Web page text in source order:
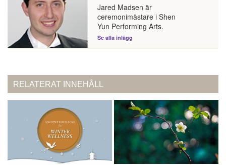
Jared Madsen är
ceremonimästare i Shen
Yun Performing Arts.
Se alla inlägg
RELATERAT INNEHÅLL